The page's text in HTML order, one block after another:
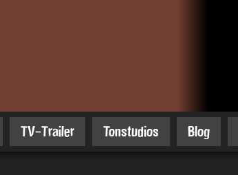
TV-Trailer Tonstudios Blog